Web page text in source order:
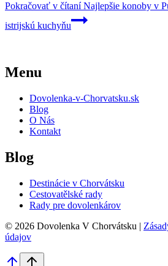
Pokračovať v čítaníNajlepšie konoby v
istrijskú kuchyňu
Menu
Dovolenka-v-Chorvatsku.sk
Blog
O Nás
Kontakt
Blog
Destinácie v Chorvátsku
Cestovatělské rady
Rady pre dovolenkárov
© 2026 Dovolenka V Chorvátsku |
údajov